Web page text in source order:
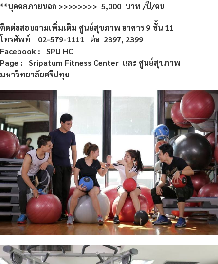
**บุคคลภายนอก >>>>>>>> 5,000 บาท /ปี/คน
ติดต่อสอบถามเพิ่มเติม ศูนย์สุขภาพ อาคาร 9 ชั้น 11
โทรศัพท์ 02-579-1111 ต่อ 2397, 2399
Facebook : SPU HC
Page : Sripatum Fitness Center และ ศูนย์สุขภาพ
มหาวิทยาลัยศรีปทุม